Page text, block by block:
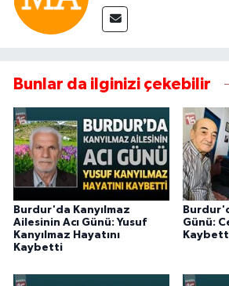
Bunlar da ilginizi çekebilir
Burdur'da Kanyılmaz
Ailesinin Acı Günü: Yusuf
Kanyılmaz Hayatını
Kaybetti
Günü: